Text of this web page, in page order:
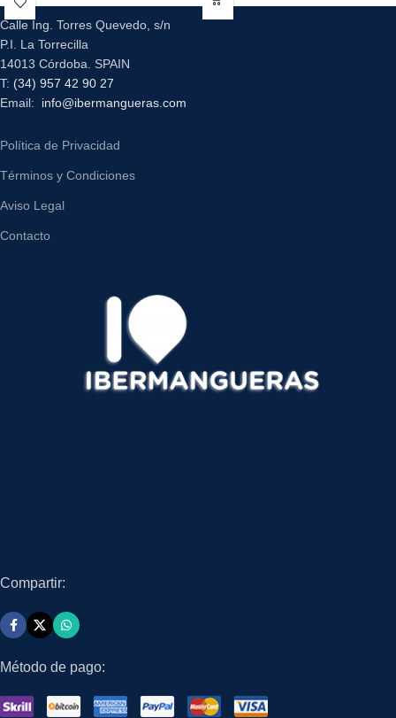
Calle Ing. Torres Quevedo, s/n
P.I. La Torrecilla
14013 Córdoba. SPAIN
T: (34) 957 42 90 27
Email: info@ibermangueras.com
Política de Privacidad
Términos y Condiciones
Aviso Legal
Contacto
Compartir:
Método de pago: